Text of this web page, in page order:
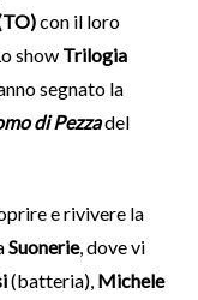
con il loro
show Trilogia
segnato la
di Pezzadel
e rivivere la
Suonerie, dove vi
(batteria), Michele